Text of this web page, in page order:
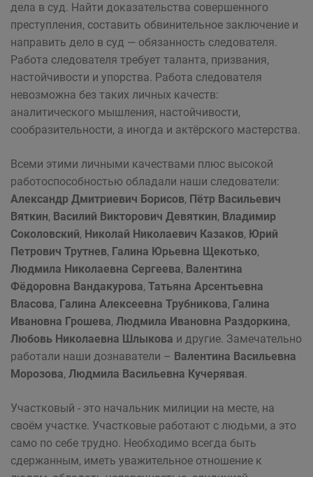
дела в суд. Найти доказательства совершенного
преступления, составить обвинительное заключение и
направить дело в суд — обязанность следователя.
Работа следователя требует таланта, призвания,
настойчивости и упорства. Работа следователя
невозможна без таких личных качеств:
аналитического мышления, настойчивости,
сообразительности, а иногда и актёрского мастерства.
Всеми этими личными качествами плюс высокой
работоспособностью обладали наши следователи:
Александр Дмитриевич Борисов, Пётр Васильевич
Вяткин, Василий Викторович Девяткин, Владимир
Соколовский, Николай Николаевич Казаков, Юрий
Петрович Трутнев, Галина Юрьевна Щекотько,
Людмила Николаевна Сергеева, Валентина
Фёдоровна Вандакурова, Татьяна Арсентьевна
Власова, Галина Алексеевна Трубникова, Галина
Ивановна Грошева, Людмила Ивановна Раздоркина,
Любовь Николаевна Шлыкова и другие. Замечательно
работали наши дознава­тели – Валентина Васильевна
Морозова, Людмила Васильевна Кучерявая.
Участковый - это начальник милиции на месте, на
своём участке. Участковые работают с людьми, а это
само по себе трудно. Необходимо всегда быть
сдержанным, иметь уважительное отношение к